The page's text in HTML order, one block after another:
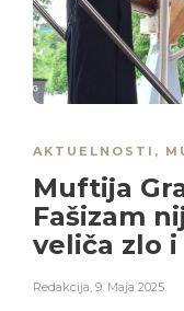
AKTUELNOSTI ,
Muftija
Fašizam
veliča zlo
Redakcija, 9. Maja 2025.